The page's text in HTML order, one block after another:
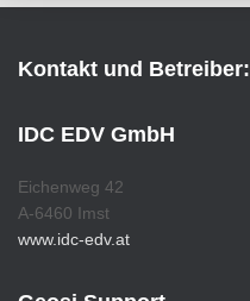
Kontakt und Betreiber:
IDC EDV GmbH
Eichenweg 42
A-6460 Imst
www.idc-edv.at